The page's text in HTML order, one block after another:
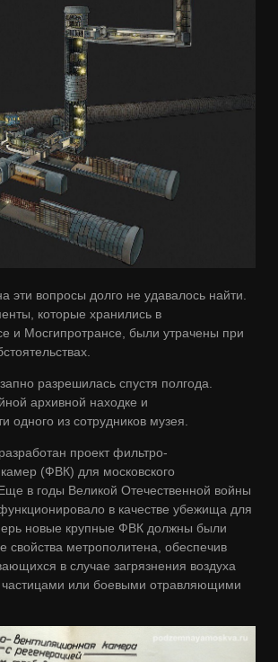
эти вопросы долго не удавалось найти.
которые хранились в
и Мосгипротрансе, были утрачены при
разрешилась спустя полгода.
архивной находке и
одного из сотрудников музея.
проект фильтро-
(ФВК) для московского
в годы Великой Отечественной войны
в качестве убежища для
новые крупные ФВК должны были
свойства метрополитена, обеспечив
в случае загрязнения воздуха
частицами или боевыми отравляющими